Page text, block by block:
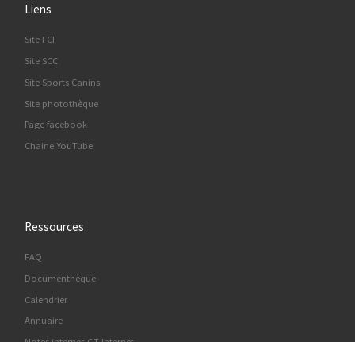
Liens
Site FCI
Site SCC
Site Sports Canins
Site photothèque
Page facebook
Chaine YouTube
Ressources
FAQ
Documenthèque
Calendrier
Annuaire